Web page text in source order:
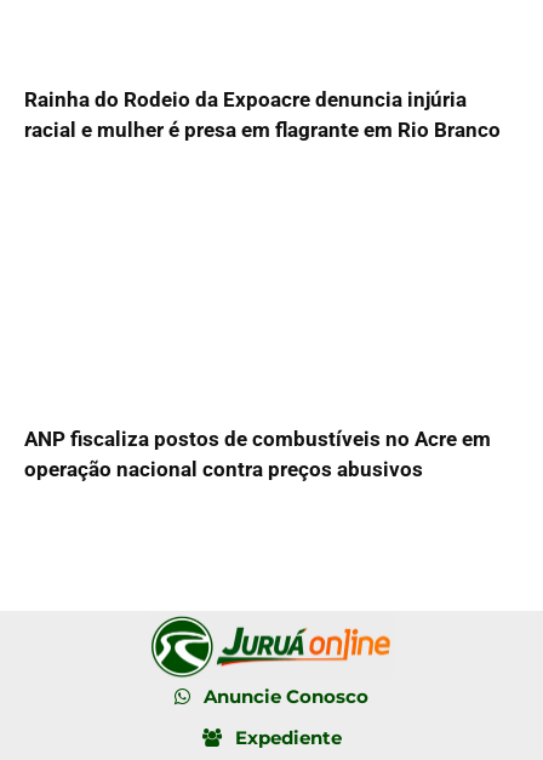
Rainha do Rodeio da Expoacre denuncia injúria
racial e mulher é presa em flagrante em Rio Branco
ANP fiscaliza postos de combustíveis no Acre em
operação nacional contra preços abusivos
Anuncie Conosco
Expediente